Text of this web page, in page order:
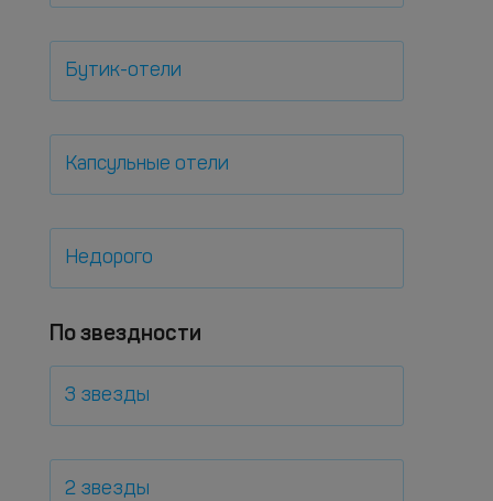
Бутик-отели
Капсульные отели
Недорого
По звездности
3 звезды
2 звезды